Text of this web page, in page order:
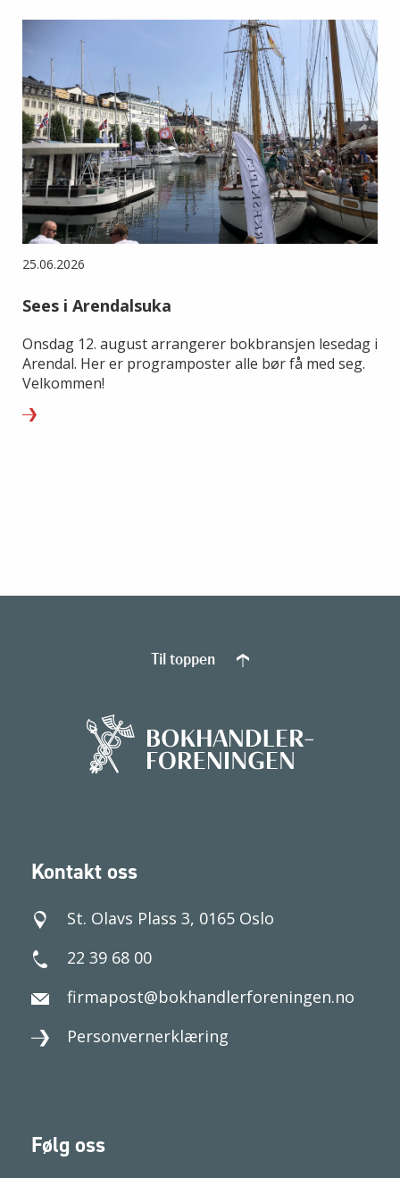
25.06.2026
Sees i Arendalsuka
Onsdag 12. august arrangerer bokbransjen lesedag i
Arendal. Her er programposter alle bør få med seg.
Velkommen!
Kontakt oss
St. Olavs Plass 3, 0165 Oslo
22 39 68 00
firmapost@bokhandlerforeningen.no
Personvernerklæring
Følg oss
Til toppen